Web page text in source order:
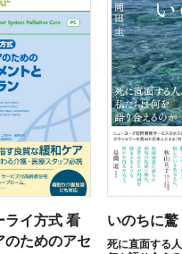
ライ方式 看
のためのアセ
いのちに
死に直面する